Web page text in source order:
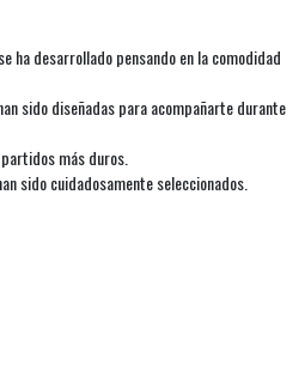
ha desarrollado pensando en la comodidad
sido diseñadas para acompañarte durante
más duros.
sido cuidadosamente seleccionados.